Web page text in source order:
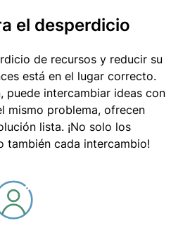
el desperdicio
de recursos y reducir su
está en el lugar correcto.
puede intercambiar ideas con
mismo problema, ofrecen
lista. ¡No solo los
también cada intercambio!